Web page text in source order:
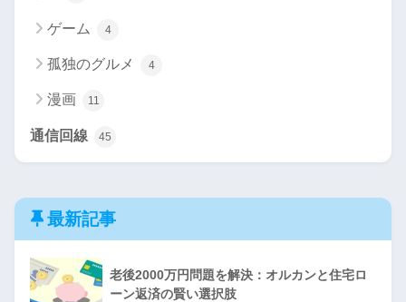
ゲーム 4
孤独のグルメ 4
漫画 11
通信回線 45
最新記事
老後2000万円問題を解決：オルカンと住宅ロ
ーン返済の賢い選択肢